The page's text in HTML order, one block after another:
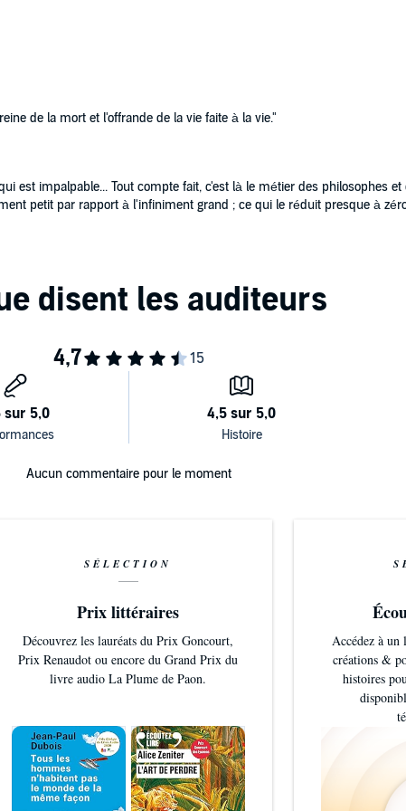
de la mort et l'offrande de la vie faite à la vie."
est impalpable... Tout compte fait, c'est là le métier des philosophes
petit par rapport à l'infiniment grand ; ce qui le réduit presque à
Aucun commentaire pour le moment
SÉLECTION
Prix littéraires
Découvrez les lauréats du Prix Goncourt,
Prix Renaudot ou encore du Grand Prix du
livre audio La Plume de Paon.
Accédez à
créations &
histoires